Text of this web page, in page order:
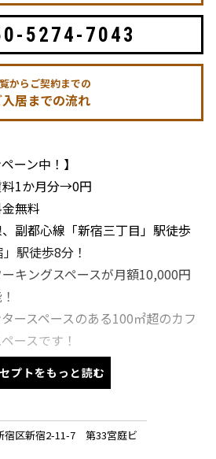
5274-7043
からご契約までの
入居までの流れ
ーン中！】
1か月分→0円
無料
副都心線「新宿三丁目」駅徒歩
駅徒歩8分！
キングスペースが月額10,000円
ースペースのある100㎡超のカフ
ースです！
時間/月）
プトをもっと読む
宿区新宿2-11-7 第33宮庭ビ